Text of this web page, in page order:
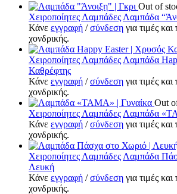
Out of
Χειροποίητες Λαμπάδες Λαμπάδα
Κάνε εγγραφή /σύνδεση για τιμές
χονδρικής.
Χειροποίητες Λαμπάδες Λαμπάδα
Καθρέφτης
Κάνε εγγραφή /σύνδεση για τιμές
χονδρικής.
Out
Χειροποίητες Λαμπάδες Λαμπάδα
Κάνε εγγραφή /σύνδεση για τιμές
χονδρικής.
Χειροποίητες Λαμπάδες Λαμπάδα
Λευκή
Κάνε εγγραφή /σύνδεση για τιμές
χονδρικής.